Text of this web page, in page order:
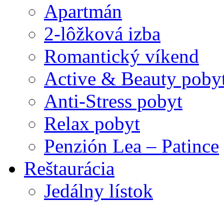
Apartmán
2-lôžková izba
Romantický víkend
Active & Beauty
Anti-Stress pobyt
Relax pobyt
Penzión Lea – Patince
Reštaurácia
Jedálny lístok